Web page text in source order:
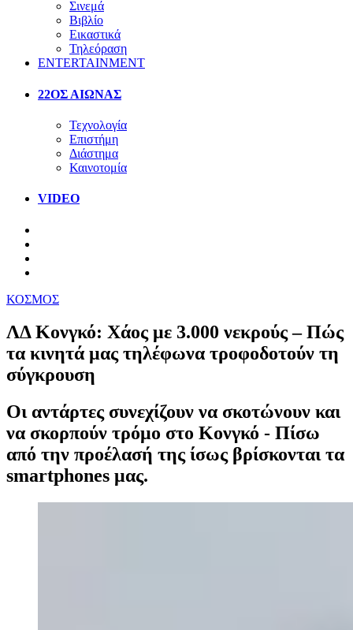
Σινεμά
Βιβλίο
Εικαστικά
Τηλεόραση
ENTERTAINMENT
22ΟΣ ΑΙΩΝΑΣ
Τεχνολογία
Επιστήμη
Διάστημα
Καινοτομία
VIDEO
ΚΟΣΜΟΣ
ΛΔ Κονγκό: Χάος με 3.000 νεκρούς – Πώς
τα κινητά μας τηλέφωνα τροφοδοτούν τη
σύγκρουση
Οι αντάρτες συνεχίζουν να σκοτώνουν και
να σκορπούν τρόμο στο Κονγκό - Πίσω
από την προέλασή της ίσως βρίσκονται τα
smartphones μας.